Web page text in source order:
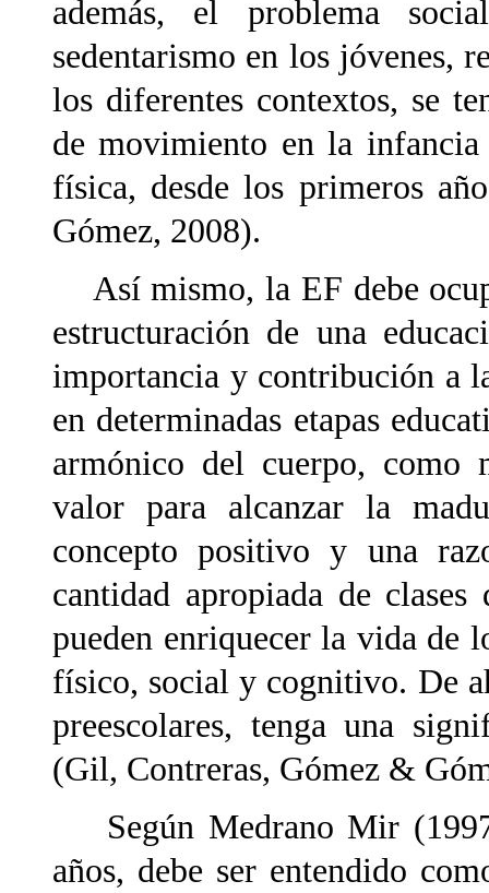
además, el problema
sedentarismo en los jóvenes,
los diferentes contextos, se
de movimiento en la
física, desde los primeros
Gómez, 2008).
Así mismo, la EF debe
estructuración de una
importancia y contribución a
en determinadas etapas
armónico del cuerpo, como
valor para alcanzar la
concepto positivo y una
cantidad apropiada de
pueden enriquecer la vida de
físico, social y cognitivo. De
preescolares, tenga una
(Gil, Contreras, Gómez &
Según Medrano Mir
años, debe ser entendido